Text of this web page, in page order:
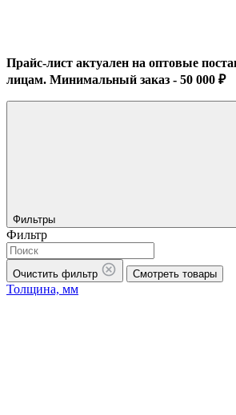
Прайс-лист актуален на оптовые
лицам. Минимальный заказ - 50 000 ₽
Фильтры
Фильтр
Очистить фильтр Смотреть товары
Толщина, мм